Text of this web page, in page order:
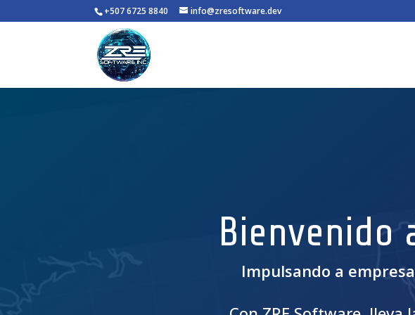
+507 6725 8840 info@zresoftware.dev
Bienvenido
Impulsando a